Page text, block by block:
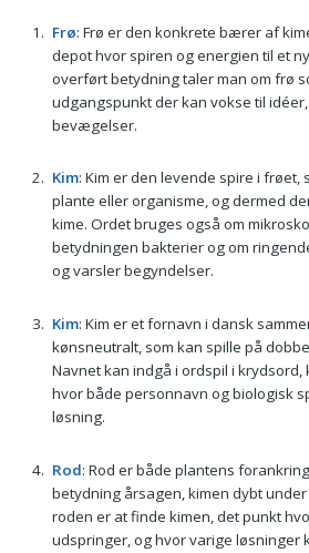
Frø: Frø er den konkrete bærer af
depot hvor spiren og energien til et
overført betydning taler man om frø
udgangspunkt der kan vokse til
bevægelser.
Kim: Kim er den levende spire i
plante eller organisme, og dermed
kime. Ordet bruges også om
betydningen bakterier og om
og varsler begyndelser.
Kim: Kim er et fornavn i dansk
kønsneutralt, som kan spille på
Navnet kan indgå i ordspil i
hvor både personnavn og biologisk
løsning.
Rod: Rod er både plantens
betydning årsagen, kimen dybt
roden er at finde kimen, det punkt
udspringer, og hvor varige løsninger